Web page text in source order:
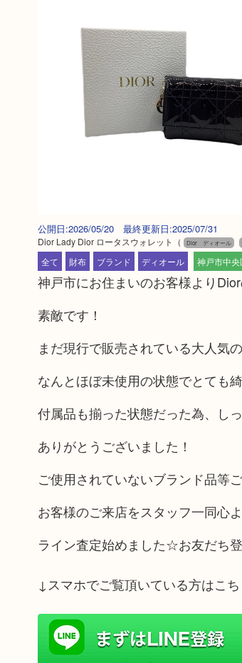
公開日:2026/05/20 最終更新日:2025/07/31
Dior Lady Dior ロータスウォレット （ Dior ディオール
全て
財布 ブランド ディオール 神戸市中央
神戸市にお住まいのお客様より
素敵です！
まだ現行で販売されている大人気
なんとほぼ未使用の状態でとても
付属品も揃った状態だった為、し
ありがとうございました！
ご使用されていないブランド品等
お客様のご来店をスタッフ一同心
ライン査定始めました☆お友だち
↓スマホでご覧頂いている方はこ